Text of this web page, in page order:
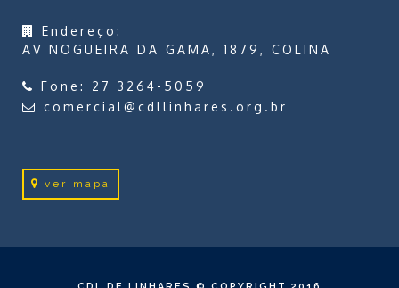
Endereço:
AV NOGUEIRA DA GAMA, 1879, COLINA
Fone: 27 3264-5059
comercial@cdllinhares.org.br
ver mapa